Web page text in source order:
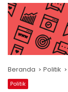
Beranda Politik
Politik